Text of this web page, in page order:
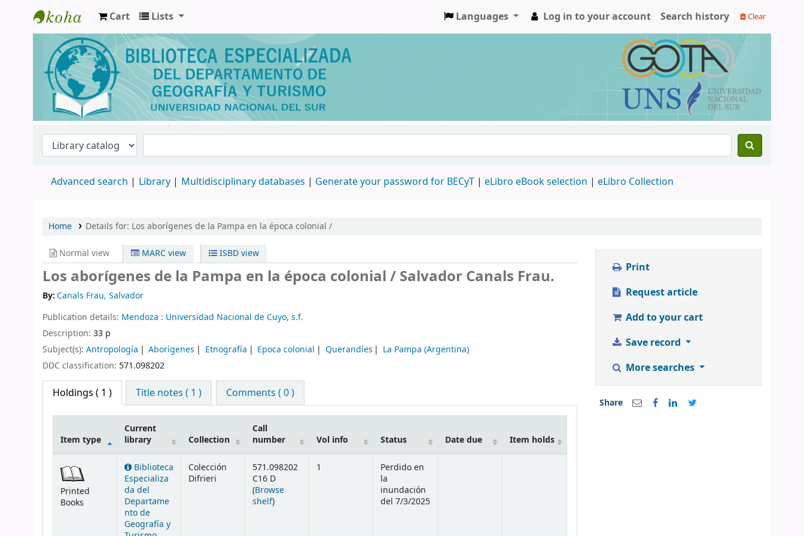
Biblioteca de Geografía y Turismo
Cart Lists Languages Log in to your account Search history Clear
Advanced search Library Multidisciplinary databases | Generate your password for BECyT | eLibro eBook selection | eLibro Collection
Home Details for: Los aborígenes de la Pampa en la época colonial /
Normal view MARC view ISBD view
Los aborígenes de la Pampa en la época colonial /Salvador Canals Frau.
By:Canals Frau, Salvador
Publication details: Mendoza : Universidad Nacional de Cuyo, s.f.
Description: 33 p
Subject(s): Antropología Aborígenes Etnografía Epoca colonial Querandíes
La Pampa (Argentina)
DDC classification: 571.098202
Holdings ( 1 ) Title notes ( 1 ) Comments ( 0 )
Item type
Current
library
Collection
Call
number
Vol info Status Date due Item holds
Printed
Books
Biblioteca
Especializa
da del
Departame
nto de
Geografía y
Colección
Difrieri
571.098202
C16 D
(Browse
shelf(Opens below)
)
1
Perdido en
la
inundación
del 7/3/2025
Print
Request article
Add to your cart
Save record
More searches
Share